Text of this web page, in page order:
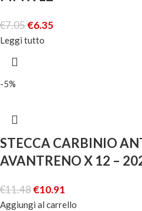
€7.05€6.35
Leggi tutto
-5%
STECCA CARBINIO
AVANTRENO X 12 –
€11.48€10.91
Aggiungi al carrello